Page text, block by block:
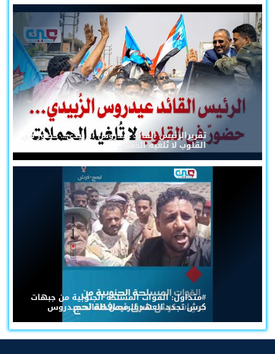
تقريرالرئيس القائد عيدروس الزُبيدي... حضورٌ في
القلوب لا تُلغيه الحملات
#متداول: القوات المسلحة الجنوبية من جبهات
كرش تجدد العهد للرئيس القائد عيدروس